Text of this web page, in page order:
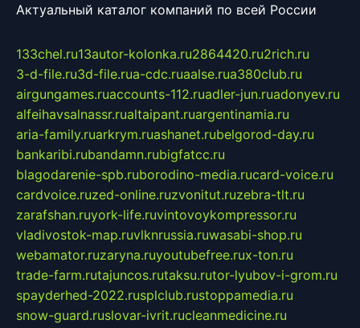
Актуальный каталог компаний по всей России
133chel.ru13autor-kolonka.ru2864420.ru2rich.ru
3-d-file.ru3d-file.rua-cdc.ruaalse.rua380club.ru
airgungames.ruaccounts-112.ruadler-jun.ruadonyev.ru
alfeihavsalnassr.rualtaipant.ruargentinamia.ru
aria-family.ruarkrym.ruashanet.rubelgorod-day.ru
bankaribi.rubandamn.rubigfatcc.ru
blagodarenie-spb.ruborodino-media.rucard-voice.ru
cardvoice.ruzed-online.ruzvonitut.ruzebra-tlt.ru
zarafshan.ruyork-life.ruvintovoykompressor.ru
vladivostok-map.ruvlknrussia.ruwasabi-shop.ru
webamator.ruzaryna.ruyoutubefree.rux-ton.ru
trade-farm.rutajuncos.rutaksu.rutor-lyubov-i-grom.ru
spayderhed-2022.rusplclub.rustoppamedia.ru
snow-guard.ruslovar-ivrit.rucleanmedicine.ru